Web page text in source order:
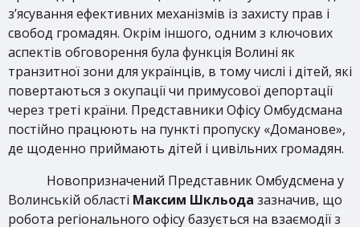
з’ясування ефективних механізмів із захисту прав і
свобод громадян. Окрім іншого, одним з ключових
аспектів обговорення була функція Волині як
транзитної зони для українців, в тому числі і дітей, які
повертаються з окупації чи примусової депортації
через треті країни. Представники Офісу Омбудсмана
постійно працюють на пункті пропуску «Доманове»,
де щоденно приймають дітей і цивільних громадян.
Новопризначений Представник Омбудсмена у
Волинській області Максим Шкльода зазначив, що
робота регіонального офісу базується на взаємодії з